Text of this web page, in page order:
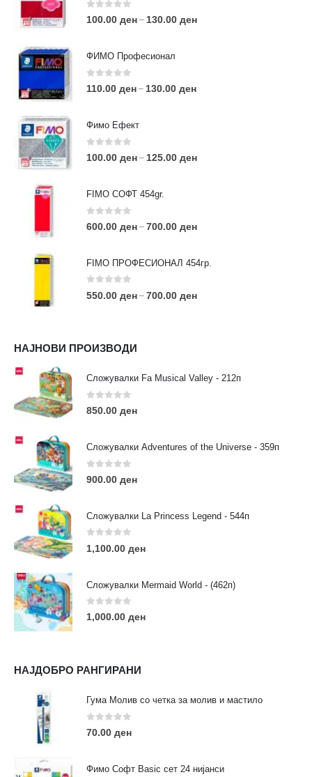
0 out of 5
100.00 ден – 130.00 ден
ФИМО Професионал
0out of 5
110.00 ден – 130.00 ден
Фимо Ефект
0 out of 5
100.00 ден – 125.00 ден
FIMO СОФТ 454gr.
0 out of 5
600.00 ден – 700.00 ден
FIMO ПРОФЕСИОНАЛ 454гр.
0out of 5
550.00 ден – 700.00 ден
НАЈНОВИ ПРОИЗВОДИ
Сложувалки Fa Musical Valley - 212п
0out of 5
850.00 ден
Сложувалки Adventures of the Universe - 359п
0 out of 5
900.00 ден
Сложувалки La Princess Legend - 544п
0 out of 5
1,100.00 ден
Сложувалки Mermaid World - (462п)
0 out of 5
1,000.00 ден
НАЈДОБРО РАНГИРАНИ
Гума Молив со четка за молив и мастило
0out of 5
70.00 ден
Фимо Софт Basic сет 24 нијанси
АДРЕСА:
ул. 3та Македонска Бригада бр.46
ТЕЛЕФОН:
0038977640534
contact@moehobi.mk
РАБОТНО ВРЕМЕ:
Пон - Саб / 09:00 - 21:00
ЛИНКОВИ
Услови за користење
Големопродажба
Кариера
За нас
Нашите локации
ПОПУЛАРНИ ТАГОВИ
eurodanvest FIMO Креативни Сетови
markers